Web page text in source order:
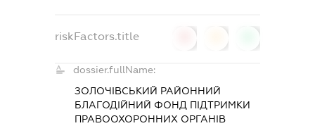
riskFactors.title
dossier.fullName:
ЗОЛОЧІВСЬКИЙ РАЙОННИЙ
БЛАГОДІЙНИЙ ФОНД ПІДТРИМКИ
ПРАВООХОРОННИХ ОРГАНІВ